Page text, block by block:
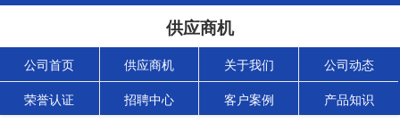
供应商机
公司首页 供应商机 关于我们 公司动态
荣誉认证 招聘中心 客户案例 产品知识